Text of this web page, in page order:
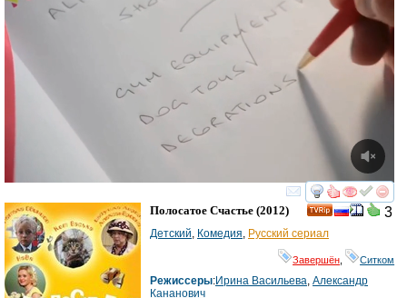
смотреть
3
Полосатое Счастье (2012)
Детский Комедия Русский сериал
Завершён Ситком
Режиссеры:Ирина Васильева Александр
Кананович